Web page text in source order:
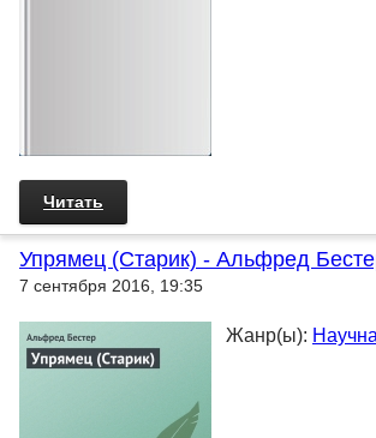
Читать
Упрямец (Старик) - Альфред
7 сентября 2016, 19:35
Жанр(ы):